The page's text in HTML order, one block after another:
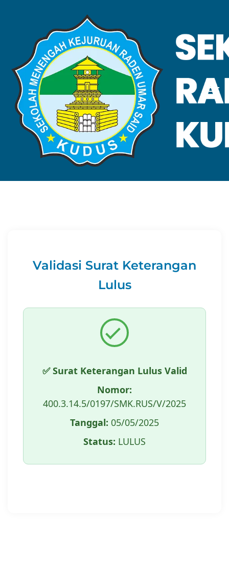
VALIDASI SKL
Validasi SKL
Validasi Surat Keterangan
Lulus
✅ Surat Keterangan Lulus Valid
Nomor:
400.3.14.5/0197/SMK.RUS/V/2025
Tanggal: 05/05/2025
Status: LULUS